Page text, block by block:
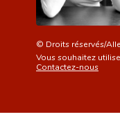
Équipe
Contact
© Droits réservés/
Vous souhaitez
Contactez-nous